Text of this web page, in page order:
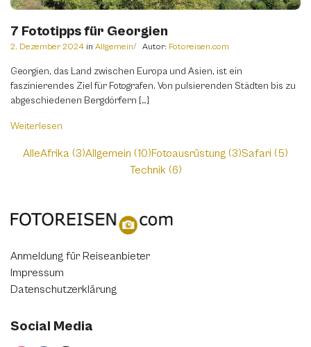
7 Fototipps für Georgien
2. Dezember 2024 in Allgemein Autor: Fotoreisen.com
Georgien, das Land zwischen Europa und Asien, ist ein
faszinierendes Ziel für Fotografen. Von pulsierenden Städten bis zu
abgeschiedenen Bergdörfern […]
Weiterlesen
AlleAfrika (3)Allgemein (10)Fotoausrüstung (3)Safari (5)
Technik (6)
Anmeldung für Reiseanbieter
Impressum
Datenschutzerklärung
Social Media